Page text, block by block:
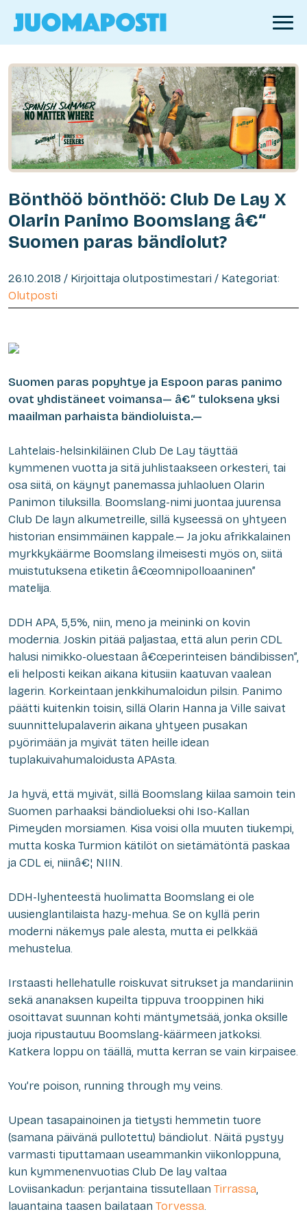
Bönthöö bönthöö: Club De Lay X
Olarin Panimo Boomslang â€“
Suomen paras bändiolut?
26.10.2018 / Kirjoittaja olutpostimestari / Kategoriat:
Olutposti
Suomen paras popyhtye ja Espoon paras panimo
ovat yhdistäneet voimansa— â€“ tuloksena yksi
maailman parhaista bändioluista.—
Lahtelais-helsinkiläinen Club De Lay täyttää
kymmenen vuotta ja sitä juhlistaakseen orkesteri, tai
osa siitä, on käynyt panemassa juhlaoluen Olarin
Panimon tiluksilla. Boomslang-nimi juontaa juurensa
Club De layn alkumetreille, sillä kyseessä on yhtyeen
historian ensimmäinen kappale.— Ja joku afrikkalainen
myrkkykäärme Boomslang ilmeisesti myös on, siitä
muistutuksena etiketin â€œomnipolloaaninen”
matelija.
DDH APA, 5,5%, niin, meno ja meininki on kovin
modernia. Joskin pitää paljastaa, että alun perin CDL
halusi nimikko-oluestaan â€œperinteisen bändibissen”,
eli helposti keikan aikana kitusiin kaatuvan vaalean
lagerin. Korkeintaan jenkkihumaloidun pilsin. Panimo
päätti kuitenkin toisin, sillä Olarin Hanna ja Ville saivat
suunnittelupalaverin aikana yhtyeen pusakan
pyörimään ja myivät täten heille idean
tuplakuivahumaloidusta APAsta.
Ja hyvä, että myivät, sillä Boomslang kiilaa samoin tein
Suomen parhaaksi bändiolueksi ohi Iso-Kallan
Pimeyden morsiamen. Kisa voisi olla muuten tiukempi,
mutta koska Turmion kätilöt on sietämätöntä paskaa
ja CDL ei, niinâ€¦ NIIN.
DDH-lyhenteestä huolimatta Boomslang ei ole
uusienglantilaista hazy-mehua. Se on kyllä perin
moderni näkemys pale alesta, mutta ei pelkkää
mehustelua.
Irstaasti hellehatulle roiskuvat sitrukset ja mandariinin
sekä ananaksen kupeilta tippuva trooppinen hiki
osoittavat suunnan kohti mäntymetsää, jonka oksille
juoja ripustautuu Boomslang-käärmeen jatkoksi.
Katkera loppu on täällä, mutta kerran se vain kirpaisee.
You’re poison, running through my veins.
Upean tasapainoinen ja tietysti hemmetin tuore
(samana päivänä pullotettu) bändiolut. Näitä pystyy
varmasti tiputtamaan useammankin viikonloppuna,
kun kymmenenvuotias Club De lay valtaa
Loviisankadun: perjantaina tissutellaan Tirrassa,
lauantaina taasen bailataan Torvessa.